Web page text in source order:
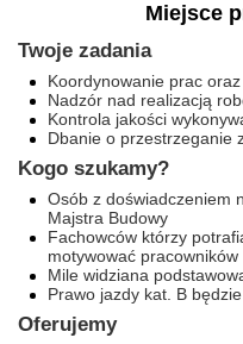
Miejsce
Twoje zadania
Koordynowanie prac
Nadzór nad realizacją
Kontrola jakości
Dbanie o przestrzeganie
Kogo szukamy?
Osób z doświadczeniem
Majstra Budowy
Fachowców którzy
motywować pracowników
Mile widziana
Prawo jazdy kat. B
Oferujemy